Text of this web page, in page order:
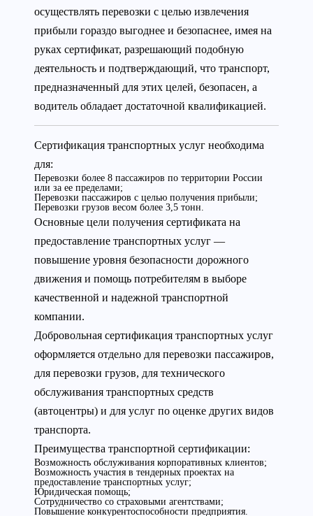
осуществлять перевозки с целью извлечения
прибыли гораздо выгоднее и безопаснее, имея на
руках сертификат, разрешающий подобную
деятельность и подтверждающий, что транспорт,
предназначенный для этих целей, безопасен, а
водитель обладает достаточной квалификацией.
Сертификация транспортных услуг необходима
для:
Перевозки более 8 пассажиров по территории России
или за ее пределами;
Перевозки пассажиров с целью получения прибыли;
Перевозки грузов весом более 3,5 тонн.
Основные цели получения сертификата на
предоставление транспортных услуг —
повышение уровня безопасности дорожного
движения и помощь потребителям в выборе
качественной и надежной транспортной
компании.
Добровольная сертификация транспортных услуг
оформляется отдельно для перевозки пассажиров,
для перевозки грузов, для технического
обслуживания транспортных средств
(автоцентры) и для услуг по оценке других видов
транспорта.
Преимущества транспортной сертификации:
Возможность обслуживания корпоративных клиентов;
Возможность участия в тендерных проектах на
предоставление транспортных услуг;
Юридическая помощь;
Сотрудничество со страховыми агентствами;
Повышение конкурентоспособности предприятия.